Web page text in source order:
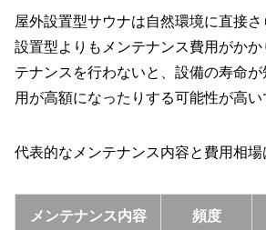
屋外設置型サウナは自然環境に直接
設置型よりもメンテナンス費用がか
テナンスを行わないと、設備の寿命
用が高額になったりする可能性が高い
代表的なメンテナンス内容と費用相場
メンテナンス内容 頻度